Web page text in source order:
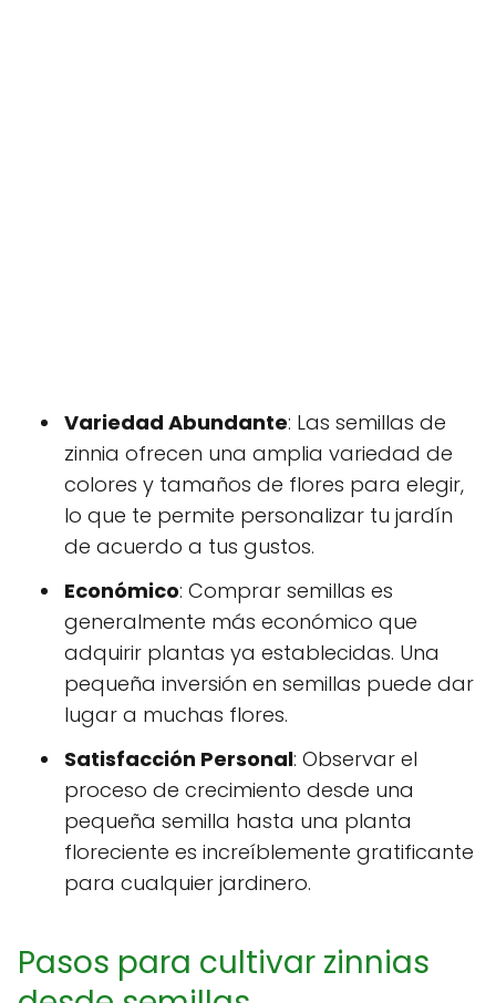
Variedad Abundante: Las semillas de
zinnia ofrecen una amplia variedad de
colores y tamaños de flores para elegir,
lo que te permite personalizar tu jardín
de acuerdo a tus gustos.
Económico: Comprar semillas es
generalmente más económico que
adquirir plantas ya establecidas. Una
pequeña inversión en semillas puede dar
lugar a muchas flores.
Satisfacción Personal: Observar el
proceso de crecimiento desde una
pequeña semilla hasta una planta
floreciente es increíblemente gratificante
para cualquier jardinero.
Pasos para cultivar zinnias